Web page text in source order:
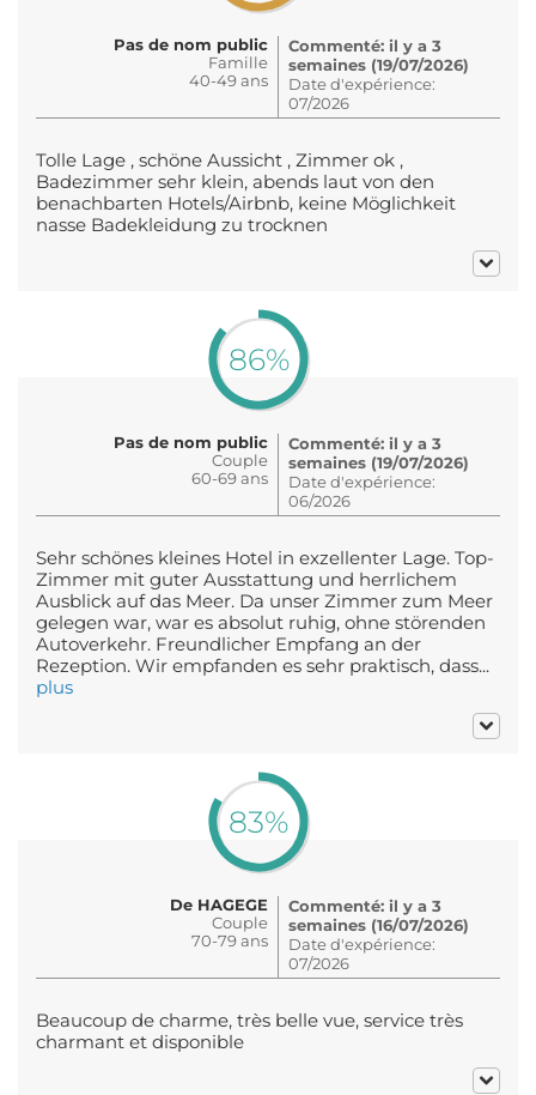
Pas de nom public
Famille
40-49 ans
Commenté: il y a 3
semaines (19/07/2026)
Date d'expérience:
07/2026
Tolle Lage , schöne Aussicht , Zimmer ok ,
Badezimmer sehr klein, abends laut von den
benachbarten Hotels/Airbnb, keine Möglichkeit
nasse Badekleidung zu trocknen
86%
Pas de nom public
Couple
60-69 ans
Commenté: il y a 3
semaines (19/07/2026)
Date d'expérience:
06/2026
Sehr schönes kleines Hotel in exzellenter Lage. Top-
Zimmer mit guter Ausstattung und herrlichem
Ausblick auf das Meer. Da unser Zimmer zum Meer
gelegen war, war es absolut ruhig, ohne störenden
Autoverkehr. Freundlicher Empfang an der
Rezeption. Wir empfanden es sehr praktisch, dass...
plus
83%
De HAGEGE
Couple
70-79 ans
Commenté: il y a 3
semaines (16/07/2026)
Date d'expérience:
07/2026
Beaucoup de charme, très belle vue, service très
charmant et disponible